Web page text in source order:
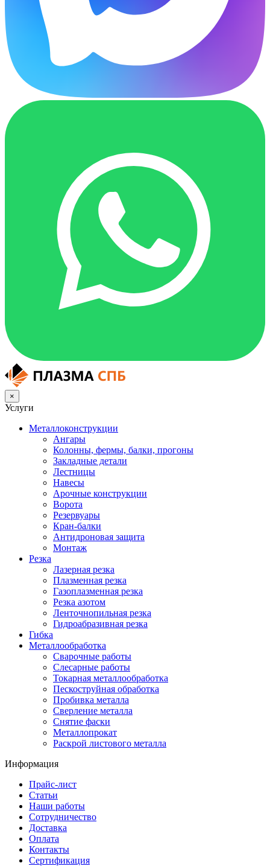
×
Услуги
Металлоконструкции
Ангары
Колонны, фермы, балки, прогоны
Закладные детали
Лестницы
Навесы
Арочные конструкции
Ворота
Резервуары
Кран-балки
Антидроновая защита
Монтаж
Резка
Лазерная резка
Плазменная резка
Газоплазменная резка
Резка азотом
Ленточнопильная резка
Гидроабразивная резка
Гибка
Металлообработка
Сварочные работы
Слесарные работы
Токарная металлообработка
Пескоструйная обработка
Пробивка металла
Сверление металла
Снятие фаски
Металлопрокат
Раскрой листового металла
Информация
Прайс-лист
Статьи
Наши работы
Сотрудничество
Доставка
Оплата
Контакты
Сертификация